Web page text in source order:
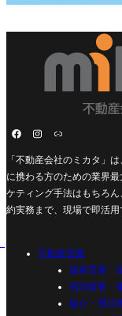
「不動産会社のミカタ」
に携わる方のための業界
ケティング手法はもちろ
約実務まで、現場で即活用
不動産営業
源泉営業・
初回接客・
媒介・受託